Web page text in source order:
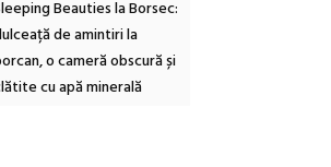
Beauties la Borsec:
de amintiri la
o cameră obscură și
cu apă minerală